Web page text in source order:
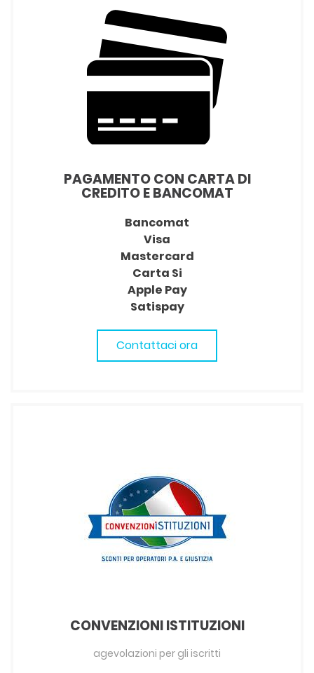
PAGAMENTO CON CARTA DI
CREDITO E BANCOMAT
Bancomat
Visa
Mastercard
Carta Si
Apple Pay
Satispay
Contattaci ora
CONVENZIONI ISTITUZIONI
agevolazioni per gli iscritti